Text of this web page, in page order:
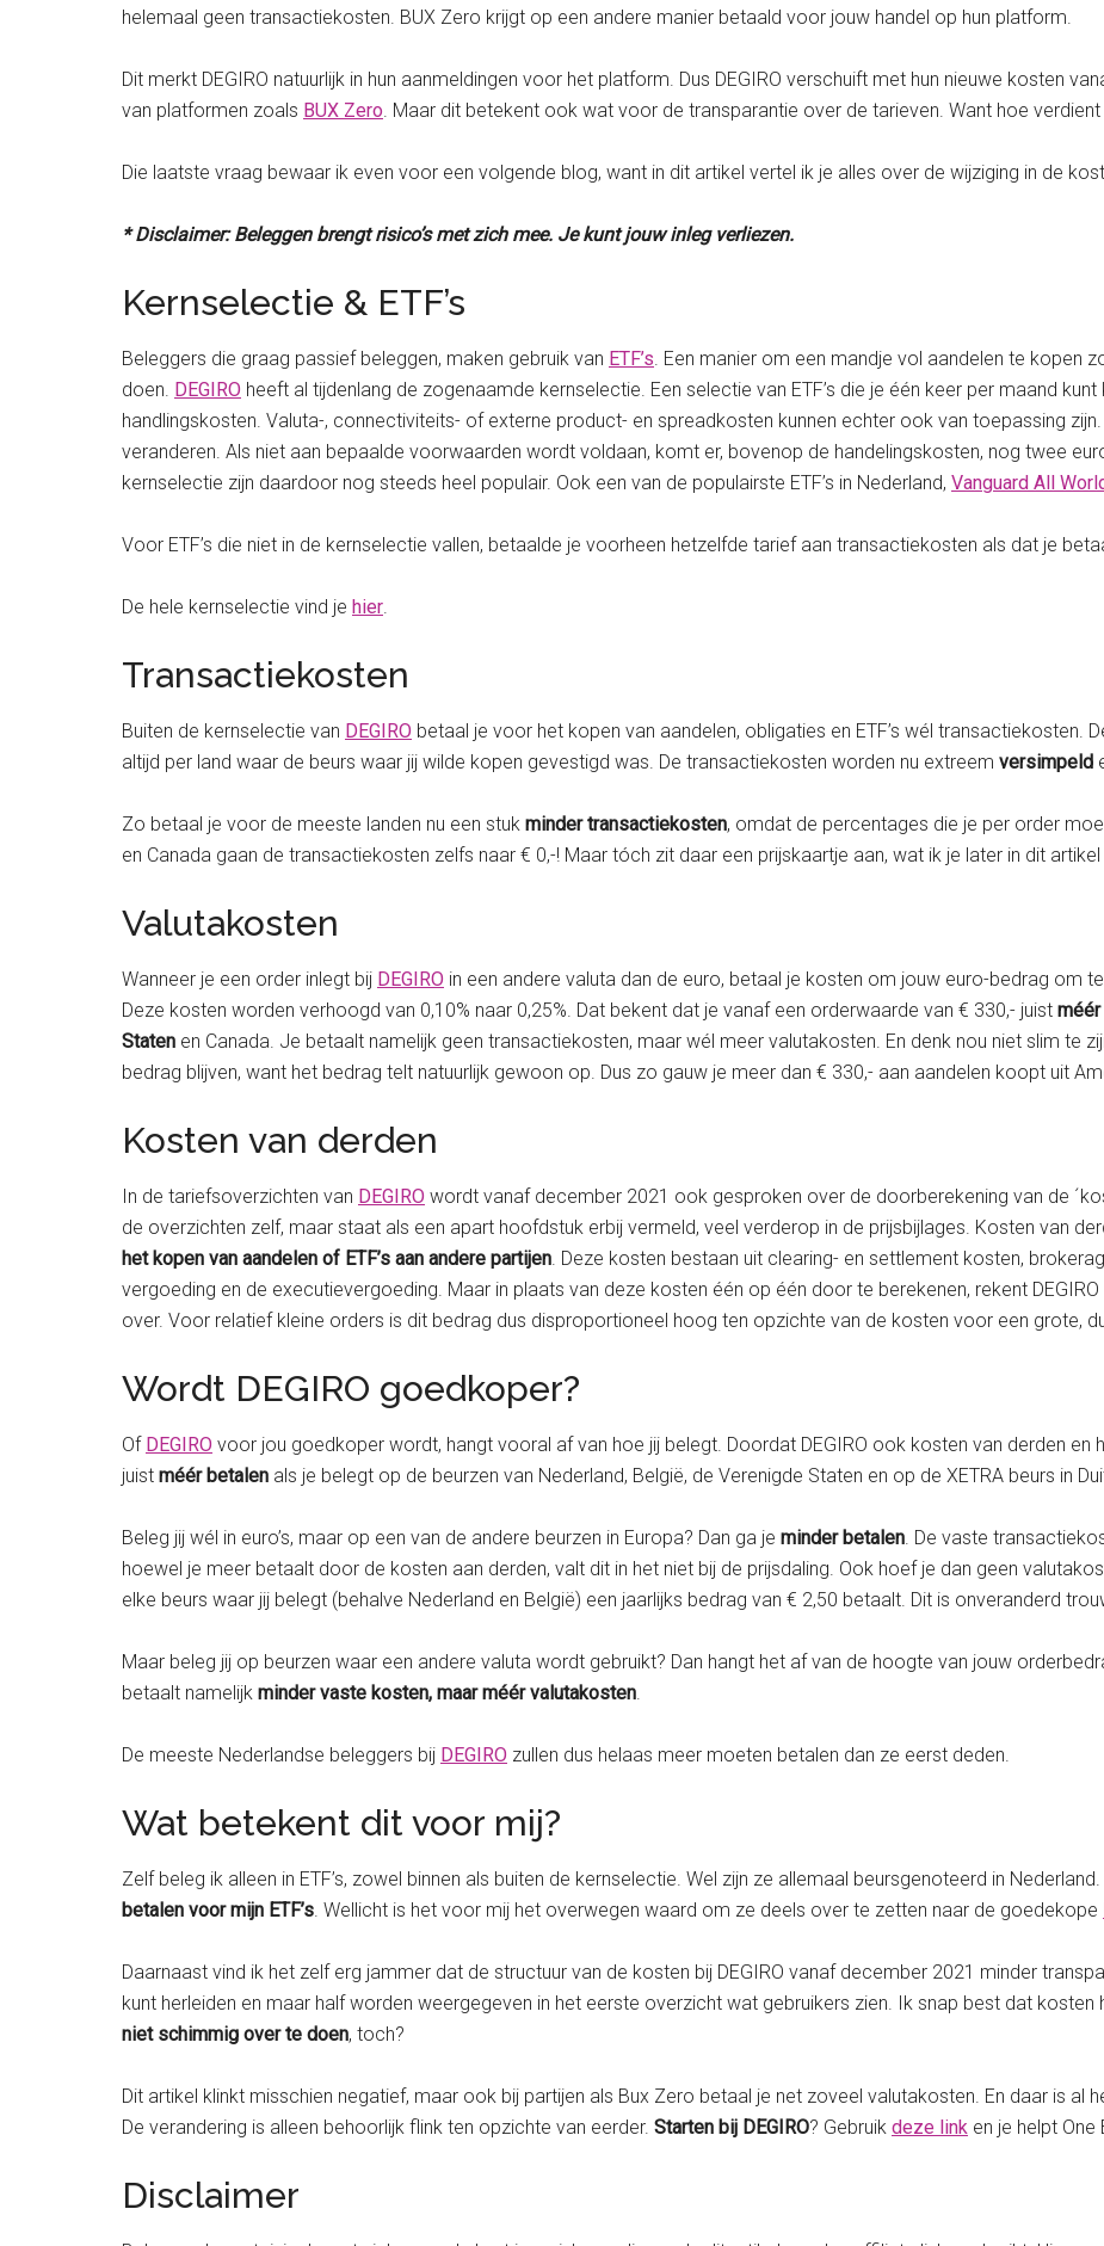
helemaal geen transactiekosten. BUX Zero krijgt op een andere manier betaald voor jouw handel op hun platform.
Dit merkt DEGIRO natuurlijk in hun aanmeldingen voor het platform. Dus DEGIRO verschuift met hun nieuwe kosten
van platformen zoals BUX Zero. Maar dit betekent ook wat voor de transparantie over de tarieven. Want hoe verdient
Die laatste vraag bewaar ik even voor een volgende blog, want in dit artikel vertel ik je alles over de wijziging in de
* Disclaimer: Beleggen brengt risico’s met zich mee. Je kunt jouw inleg verliezen.
Kernselectie & ETF’s
Beleggers die graag passief beleggen, maken gebruik van ETF’s. Een manier om een mandje vol aandelen te kopen
doen. DEGIRO heeft al tijdenlang de zogenaamde kernselectie. Een selectie van ETF’s die je één keer per maand
handlingskosten. Valuta-, connectiviteits- of externe product- en spreadkosten kunnen echter ook van toepassing zijn.
veranderen. Als niet aan bepaalde voorwaarden wordt voldaan, komt er, bovenop de handelingskosten, nog twee
kernselectie zijn daardoor nog steeds heel populair. Ook een van de populairste ETF’s in Nederland, Vanguard All
Voor ETF’s die niet in de kernselectie vallen, betaalde je voorheen hetzelfde tarief aan transactiekosten als dat je
De hele kernselectie vind je hier.
Transactiekosten
Buiten de kernselectie van DEGIRO betaal je voor het kopen van aandelen, obligaties en ETF’s wél transactiekosten.
altijd per land waar de beurs waar jij wilde kopen gevestigd was. De transactiekosten worden nu extreem versimpeld
Zo betaal je voor de meeste landen nu een stuk minder transactiekosten, omdat de percentages die je per order
en Canada gaan de transactiekosten zelfs naar € 0,-! Maar tóch zit daar een prijskaartje aan, wat ik je later in dit artikel
Valutakosten
Wanneer je een order inlegt bij DEGIRO in een andere valuta dan de euro, betaal je kosten om jouw euro-bedrag om
Deze kosten worden verhoogd van 0,10% naar 0,25%. Dat bekent dat je vanaf een orderwaarde van € 330,- juist
Staten en Canada. Je betaalt namelijk geen transactiekosten, maar wél meer valutakosten. En denk nou niet slim te
bedrag blijven, want het bedrag telt natuurlijk gewoon op. Dus zo gauw je meer dan € 330,- aan aandelen koopt uit
Kosten van derden
In de tariefsoverzichten van DEGIRO wordt vanaf december 2021 ook gesproken over de doorberekening van de
de overzichten zelf, maar staat als een apart hoofdstuk erbij vermeld, veel verderop in de prijsbijlages. Kosten van
het kopen van aandelen of ETF’s aan andere partijen. Deze kosten bestaan uit clearing- en settlement kosten,
vergoeding en de executievergoeding. Maar in plaats van deze kosten één op één door te berekenen, rekent
over. Voor relatief kleine orders is dit bedrag dus disproportioneel hoog ten opzichte van de kosten voor een grote,
Wordt DEGIRO goedkoper?
Of DEGIRO voor jou goedkoper wordt, hangt vooral af van hoe jij belegt. Doordat DEGIRO ook kosten van derden en
juist méér betalen als je belegt op de beurzen van Nederland, België, de Verenigde Staten en op de XETRA beurs in
Beleg jij wél in euro’s, maar op een van de andere beurzen in Europa? Dan ga je minder betalen. De vaste
hoewel je meer betaalt door de kosten aan derden, valt dit in het niet bij de prijsdaling. Ook hoef je dan geen
elke beurs waar jij belegt (behalve Nederland en België) een jaarlijks bedrag van € 2,50 betaalt. Dit is onveranderd
Maar beleg jij op beurzen waar een andere valuta wordt gebruikt? Dan hangt het af van de hoogte van jouw
betaalt namelijk minder vaste kosten, maar méér valutakosten.
De meeste Nederlandse beleggers bij DEGIRO zullen dus helaas meer moeten betalen dan ze eerst deden.
Wat betekent dit voor mij?
Zelf beleg ik alleen in ETF’s, zowel binnen als buiten de kernselectie. Wel zijn ze allemaal beursgenoteerd in
betalen voor mijn ETF’s. Wellicht is het voor mij het overwegen waard om ze deels over te zetten naar de goedekope
Daarnaast vind ik het zelf erg jammer dat de structuur van de kosten bij DEGIRO vanaf december 2021 minder
kunt herleiden en maar half worden weergegeven in het eerste overzicht wat gebruikers zien. Ik snap best dat kosten
niet schimmig over te doen, toch?
Dit artikel klinkt misschien negatief, maar ook bij partijen als Bux Zero betaal je net zoveel valutakosten. En daar is al
De verandering is alleen behoorlijk flink ten opzichte van eerder. Starten bij DEGIRO? Gebruik deze link en je helpt
Disclaimer